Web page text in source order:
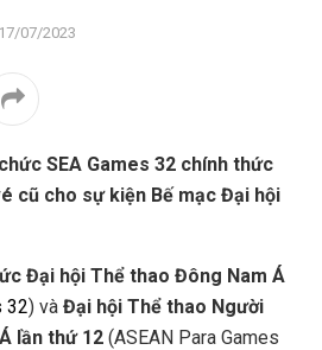
17/07/2023
SEA Games 32 chính thức
cũ cho sự kiện Bế mạc Đại hội
Đại hội Thể thao Đông Nam Á
32) và Đại hội Thể thao Người
lần thứ 12 (ASEAN Para Games